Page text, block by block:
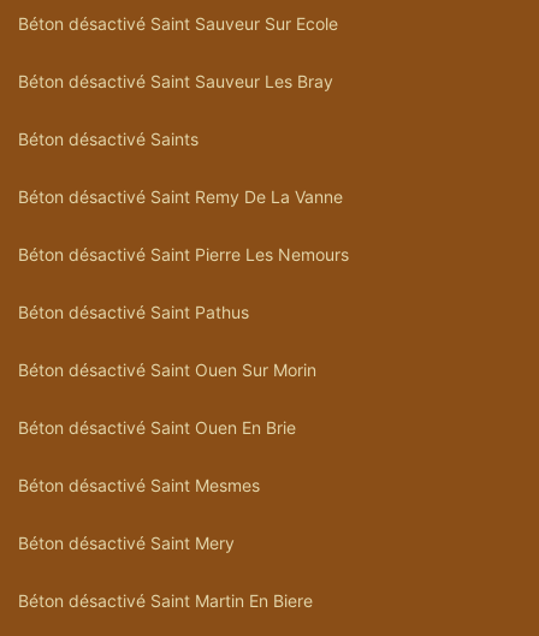
Béton désactivé Saint Sauveur Sur Ecole
Béton désactivé Saint Sauveur Les Bray
Béton désactivé Saints
Béton désactivé Saint Remy De La Vanne
Béton désactivé Saint Pierre Les Nemours
Béton désactivé Saint Pathus
Béton désactivé Saint Ouen Sur Morin
Béton désactivé Saint Ouen En Brie
Béton désactivé Saint Mesmes
Béton désactivé Saint Mery
Béton désactivé Saint Martin En Biere